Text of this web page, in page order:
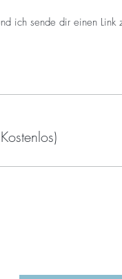
ich sende dir einen Link